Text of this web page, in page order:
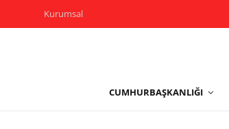
Kurumsal
CUMHURBAŞKANLIĞI